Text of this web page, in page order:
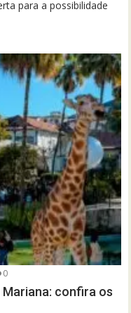
para a possibilidade
0
confira os